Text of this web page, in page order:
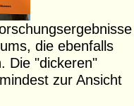
die ebenfalls
Die "dickeren"
zur Ansicht